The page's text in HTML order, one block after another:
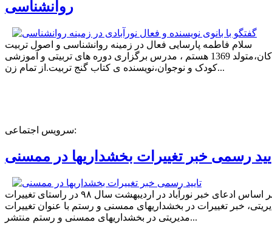
روانشناسی
سلام فاطمه پارسایی فعال در زمینه روانشناسی و اصول تربیت
کودکان،متولد 1369 هستم ، مدرس برگزاری دوره های تربیتی و آموزشی
کودک و نوجوان،نویسنده ی کتاب گنج تربیت.از تمام زن...
سرویس اجتماعی:
رسمی خبر تغییرات بخشداریها در ممسنی
بر اساس ادعای خبر نورآباد در اردیبهشت سال ۹۸ در راستای تغییرات
خبر تغییرات در بخشداریهای ممسنی و رستم با عنوان تغییرات
مدیریتی در بخشداریهای ممسنی و رستم منتشر...